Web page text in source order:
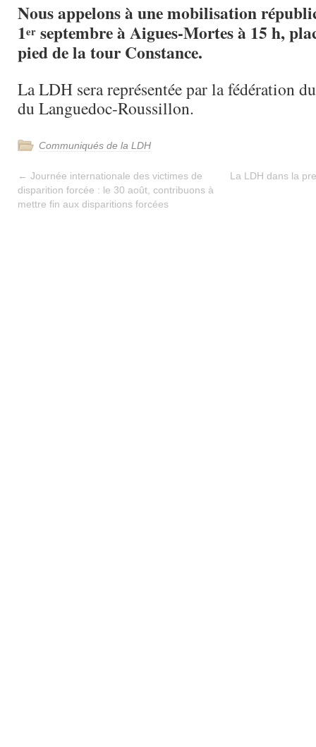
Nous appelons à une mobilisation
1er septembre à Aigues-Mortes à 15 h,
pied de la tour Constance.
La LDH sera représentée par la fédération
du Languedoc-Roussillon.
Communiqués de la LDH
← Journée internationale des victimes de
disparition forcée : le 30 août, contribuons à
mettre fin aux disparitions forcées
La LDH dans la